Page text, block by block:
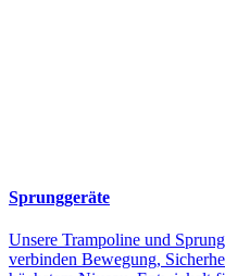
Sprunggeräte
Unsere Trampoline und
verbinden Bewegung,